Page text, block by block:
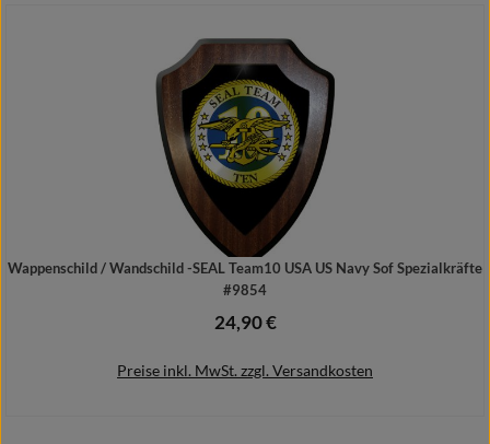
Details
Wappenschild / Wandschild -SEAL Team10 USA US Navy Sof Spezialkräfte
#9854
Regulärer Preis:
24,90 €
Preise inkl. MwSt. zzgl. Versandkosten